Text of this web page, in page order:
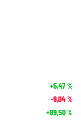
+5,47%
-9,04%
+89,50%